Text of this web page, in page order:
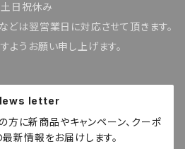
土日祝休み
どは翌営業日に対応させて頂きます。
ようお願い申し上げます。
letter
方に新商品やキャンペーン、クーポ
新情報をお届けします。